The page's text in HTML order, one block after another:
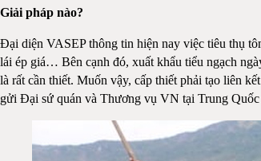
Giải pháp nào?
Đại diện VASEP thông tin hiện nay việc tiêu thụ
lái ép giá… Bên cạnh đó, xuất khẩu tiểu ngạch
là rất cần thiết. Muốn vậy, cấp thiết phải tạo liên
gửi Đại sứ quán và Thương vụ VN tại Trung